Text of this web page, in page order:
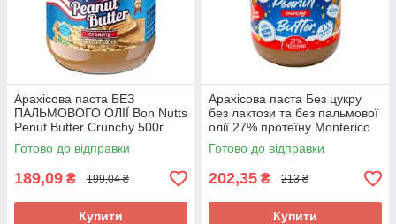
Арахісова паста БЕЗ
ПАЛЬМОВОГО ОЛІЇ Bon Nutts
Penut Butter Crunchy 500г
Франція
Готово до відправки
189,09 ₴ 199,04 ₴
Купити
Арахісова паста Без цукру
без лактози та без пальмової
олії 27% протеїну Monterico
Crunchy Peanut Butter 500г
Іспанія
Готово до відправки
202,35 ₴ 213 ₴
Купити